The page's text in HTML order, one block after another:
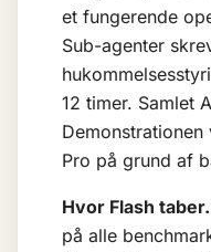
et fungerende
Sub-agenter
12 timer. Samlet
Demonstrationen
Pro på grund af
Hvor Flash taber.
på alle